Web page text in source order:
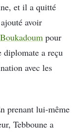
et il a quitté
avoir
pour
diplomate a reçu
avec les
prenant lui-même
Tebboune a